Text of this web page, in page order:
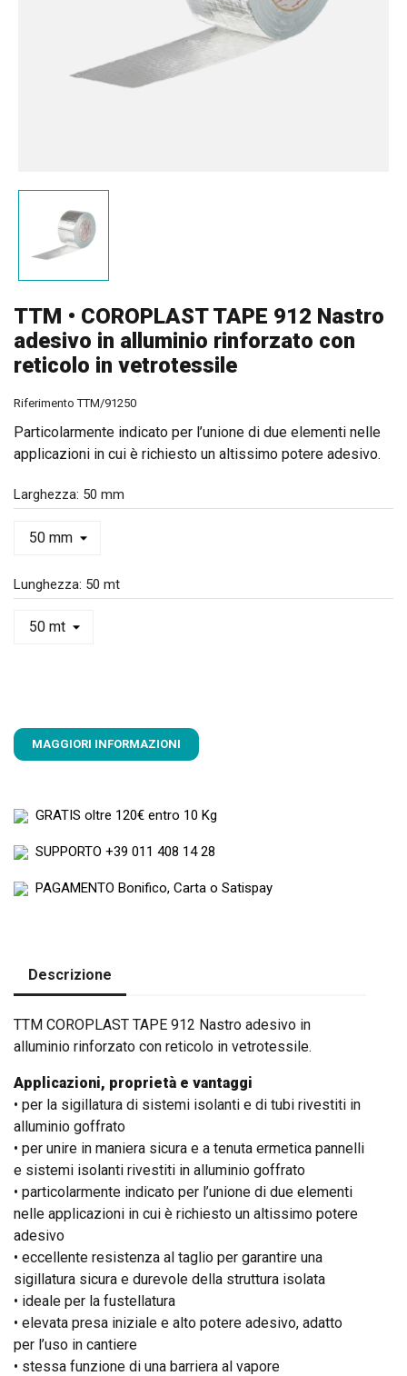
TTM • COROPLAST TAPE 912 Nastro
adesivo in alluminio rinforzato con
reticolo in vetrotessile
Riferimento TTM/91250
Particolarmente indicato per l’unione di due elementi nelle
applicazioni in cui è richiesto un altissimo potere adesivo.
Larghezza: 50 mm
Lunghezza: 50 mt
MAGGIORI INFORMAZIONI
GRATIS oltre 120€ entro 10 Kg
SUPPORTO +39 011 408 14 28
PAGAMENTO Bonifico, Carta o Satispay
Descrizione
TTM COROPLAST TAPE 912 Nastro adesivo in
alluminio rinforzato con reticolo in vetrotessile.
Applicazioni, proprietà e vantaggi
• per la sigillatura di sistemi isolanti e di tubi rivestiti in
alluminio goffrato
• per unire in maniera sicura e a tenuta ermetica pannelli
e sistemi isolanti rivestiti in alluminio goffrato
• particolarmente indicato per l’unione di due elementi
nelle applicazioni in cui è richiesto un altissimo potere
adesivo
• eccellente resistenza al taglio per garantire una
sigillatura sicura e durevole della struttura isolata
• ideale per la fustellatura
• elevata presa iniziale e alto potere adesivo, adatto
per l’uso in cantiere
• stessa funzione di una barriera al vapore